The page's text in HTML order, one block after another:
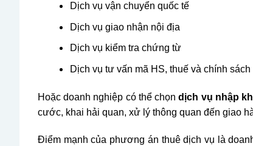
Dịch vụ vận chuyển quốc tế
Dịch vụ giao nhận nội địa
Dịch vụ kiểm tra chứng từ
Dịch vụ tư vấn mã HS, thuế và chính sách
Hoặc doanh nghiệp có thể chọndịch vụ nhập
cước, khai hải quan, xử lý thông quan đến giao
Điểm mạnh của phương án thuê dịch vụ là